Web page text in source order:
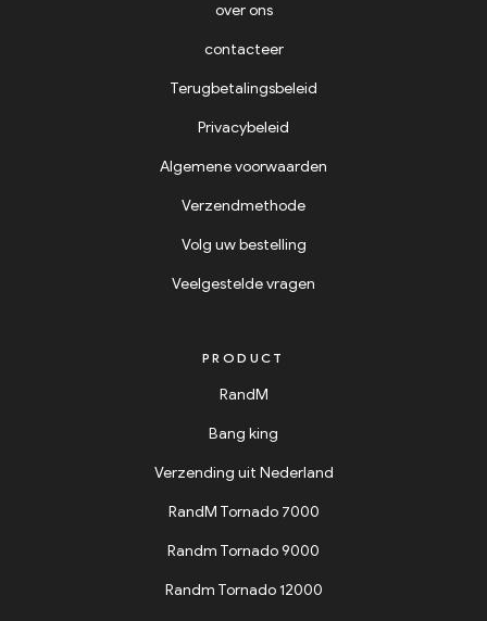
over ons
contacteer
Terugbetalingsbeleid
Privacybeleid
Algemene voorwaarden
Verzendmethode
Volg uw bestelling
Veelgestelde vragen
PRODUCT
RandM
Bang king
Verzending uit Nederland
RandM Tornado 7000
Randm Tornado 9000
Randm Tornado 12000